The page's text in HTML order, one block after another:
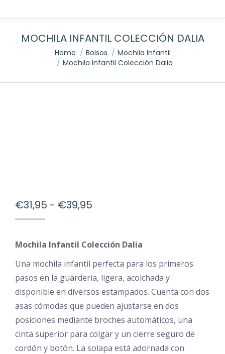
MOCHILA INFANTIL COLECCIÓN DALIA
You are here:Home Bolsos
Mochila Infantil
Mochila Infantil Colección Dalia
€31,95 - €39,95
desde
€31,95
hasta
€39,95
Mochila Infantil Colección Dalia
Una mochila infantil perfecta para los primeros
pasos en la guardería, ligera, acolchada y
disponible en diversos estampados. Cuenta con dos
asas cómodas que pueden ajustarse en dos
posiciones mediante broches automáticos, una
cinta superior para colgar y un cierre seguro de
cordón y botón. La solapa está adornada con